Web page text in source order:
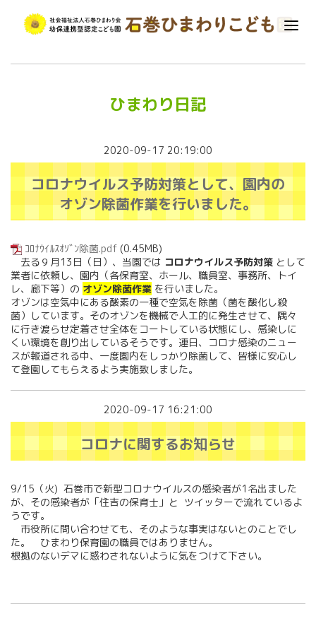
ひまわり日記
2020-09-17 20:19:00
コロナウイルス予防対策として、園内の
オゾン除菌作業を行いました。
ｺﾛﾅｳｲﾙｽｵｿﾞﾝ除菌.pdf (0.45MB)
去る９月13日（日）、当園では コロナウイルス予防対策 として
業者に依頼し、 園内（各保育室、ホール、職員室、事務所、トイ
レ、廊下等）の オゾン除菌作業 を行いました。
オゾンは空気中にある酸素の一種で空気を除菌（菌を酸化し殺
菌）しています。そのオゾンを機械で人工的に発生させて、隅々
に行き渡らせ定着させ全体をコートしている状態にし、感染しに
くい環境を創り出しているそうです。連日、コロナ感染のニュー
スが報道される中、一度園内をしっかり除菌して、皆様に安心し
て登園してもらえるよう実施致しました。
2020-09-17 16:21:00
コロナに関するお知らせ
9/15（火) 石巻市で新型コロナウイルスの感染者が1名出ました
が、その感染者が「住吉の保育士」と ツイッターで流れているよ
うです。
市役所に問い合わせても、そのような事実はないとのことでし
た。 ひまわり保育園の職員ではありません。
根拠のないデマに惑わされないように気をつけて下さい。